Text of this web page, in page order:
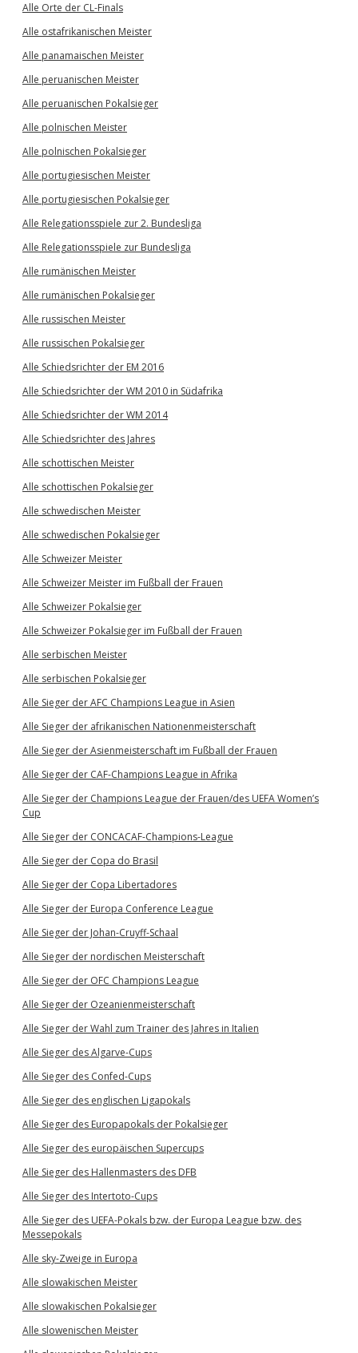
Alle Orte der CL-Finals
Alle ostafrikanischen Meister
Alle panamaischen Meister
Alle peruanischen Meister
Alle peruanischen Pokalsieger
Alle polnischen Meister
Alle polnischen Pokalsieger
Alle portugiesischen Meister
Alle portugiesischen Pokalsieger
Alle Relegationsspiele zur 2. Bundesliga
Alle Relegationsspiele zur Bundesliga
Alle rumänischen Meister
Alle rumänischen Pokalsieger
Alle russischen Meister
Alle russischen Pokalsieger
Alle Schiedsrichter der EM 2016
Alle Schiedsrichter der WM 2010 in Südafrika
Alle Schiedsrichter der WM 2014
Alle Schiedsrichter des Jahres
Alle schottischen Meister
Alle schottischen Pokalsieger
Alle schwedischen Meister
Alle schwedischen Pokalsieger
Alle Schweizer Meister
Alle Schweizer Meister im Fußball der Frauen
Alle Schweizer Pokalsieger
Alle Schweizer Pokalsieger im Fußball der Frauen
Alle serbischen Meister
Alle serbischen Pokalsieger
Alle Sieger der AFC Champions League in Asien
Alle Sieger der afrikanischen Nationenmeisterschaft
Alle Sieger der Asienmeisterschaft im Fußball der Frauen
Alle Sieger der CAF-Champions League in Afrika
Alle Sieger der Champions League der Frauen/des UEFA Women’s
Cup
Alle Sieger der CONCACAF-Champions-League
Alle Sieger der Copa do Brasil
Alle Sieger der Copa Libertadores
Alle Sieger der Europa Conference League
Alle Sieger der Johan-Cruyff-Schaal
Alle Sieger der nordischen Meisterschaft
Alle Sieger der OFC Champions League
Alle Sieger der Ozeanienmeisterschaft
Alle Sieger der Wahl zum Trainer des Jahres in Italien
Alle Sieger des Algarve-Cups
Alle Sieger des Confed-Cups
Alle Sieger des englischen Ligapokals
Alle Sieger des Europapokals der Pokalsieger
Alle Sieger des europäischen Supercups
Alle Sieger des Hallenmasters des DFB
Alle Sieger des Intertoto-Cups
Alle Sieger des UEFA-Pokals bzw. der Europa League bzw. des
Messepokals
Alle sky-Zweige in Europa
Alle slowakischen Meister
Alle slowakischen Pokalsieger
Alle slowenischen Meister